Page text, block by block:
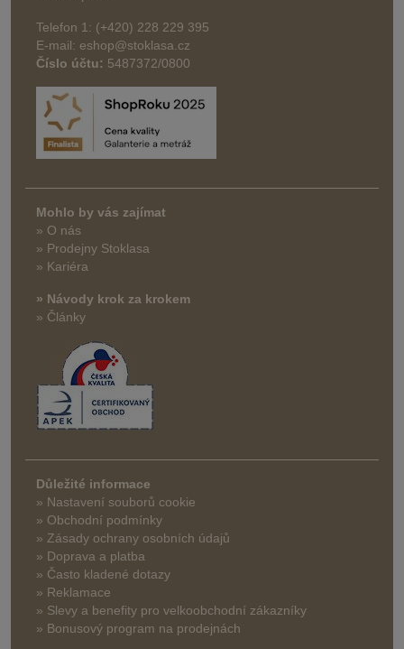
Telefon 1: (+420) 228 229 395
E-mail: eshop@stoklasa.cz
Číslo účtu: 5487372/0800
Mohlo by vás zajímat
» O nás
» Prodejny Stoklasa
» Kariéra
» Návody krok za krokem
» Články
Důležité informace
» Nastavení souborů cookie
» Obchodní podmínky
» Zásady ochrany osobních údajů
» Doprava a platba
» Často kladené dotazy
» Reklamace
» Slevy a benefity pro velkoobchodní zákazníky
» Bonusový program na prodejnách